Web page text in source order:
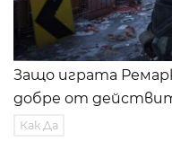
Защо играта
добре от
Как Да